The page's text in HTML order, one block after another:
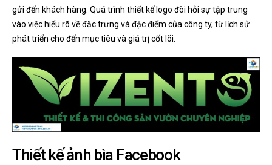
gửi đến khách hàng. Quá trình thiết kế logo đòi hỏi sự tập trung
vào việc hiểu rõ về đặc trưng và đặc điểm của công ty, từ lịch sử
phát triển cho đến mục tiêu và giá trị cốt lõi.
Thiết kế ảnh bìa Facebook